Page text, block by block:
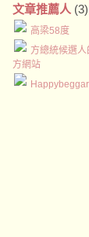
文章推薦人 (3)
高梁58度
方總統候選人
方網站
Happybeggar